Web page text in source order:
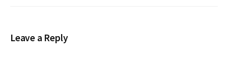
Leave a Reply